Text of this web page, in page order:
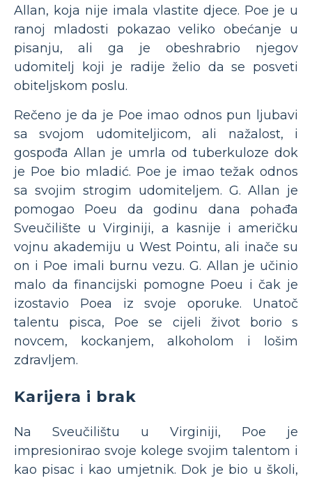
Allan, koja nije imala vlastite djece. Poe je u
ranoj mladosti pokazao veliko obećanje u
pisanju, ali ga je obeshrabrio njegov
udomitelj koji je radije želio da se posveti
obiteljskom poslu.
Rečeno je da je Poe imao odnos pun ljubavi
sa svojom udomiteljicom, ali nažalost, i
gospođa Allan je umrla od tuberkuloze dok
je Poe bio mladić. Poe je imao težak odnos
sa svojim strogim udomiteljem. G. Allan je
pomogao Poeu da godinu dana pohađa
Sveučilište u Virginiji, a kasnije i američku
vojnu akademiju u West Pointu, ali inače su
on i Poe imali burnu vezu. G. Allan je učinio
malo da financijski pomogne Poeu i čak je
izostavio Poea iz svoje oporuke. Unatoč
talentu pisca, Poe se cijeli život borio s
novcem, kockanjem, alkoholom i lošim
zdravljem.
Karijera i brak
Na Sveučilištu u Virginiji, Poe je
impresionirao svoje kolege svojim talentom i
kao pisac i kao umjetnik. Dok je bio u školi,